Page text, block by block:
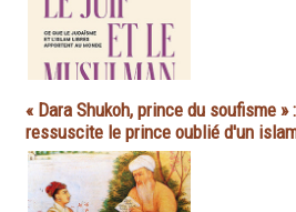
« Dara Shukoh, prince du soufisme »
ressuscite le prince oublié d'un